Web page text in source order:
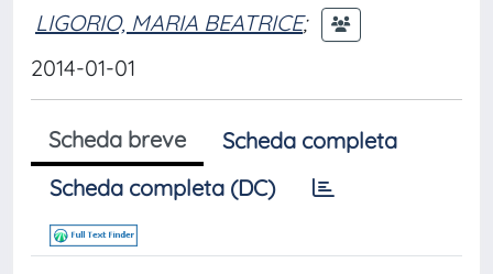
LIGORIO, MARIA BEATRICE;
2014-01-01
Scheda breve
Scheda completa
Scheda completa (DC)